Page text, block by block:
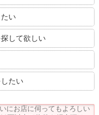
い
して欲しい
たい